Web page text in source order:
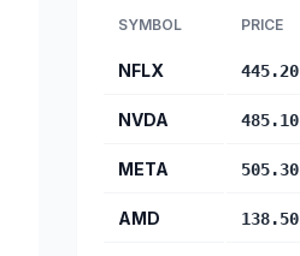
SYMBOL PRICE
NFLX 445.20
NVDA 485.10
META 505.30
AMD 138.50